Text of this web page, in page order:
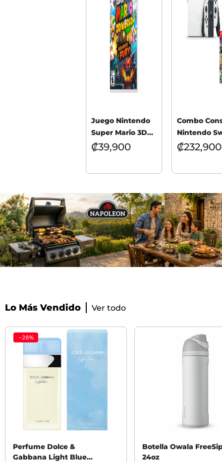
Juego Nintendo
Super Mario 3D
World + Bowser’s
₡39,900
Combo
Nintendo
OLED
₡232,900
Lo Más Vendido Ver todo
-28%
Perfume Dolce &
Gabbana Light Blue
Botella Owala
24oz